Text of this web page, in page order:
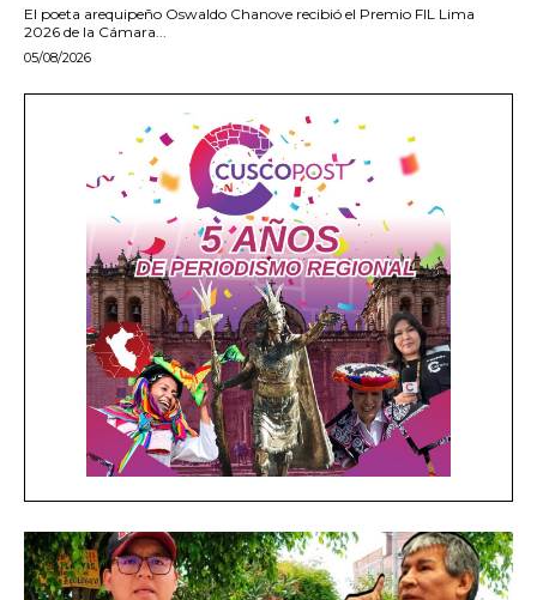
El poeta arequipeño Oswaldo Chanove recibió el Premio FIL Lima
2026 de la Cámara...
05/08/2026